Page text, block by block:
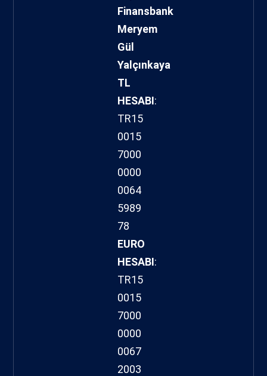
Finansbank
Meryem
Gül
Yalçınkaya
TL
HESABI:
TR15
0015
7000
0000
0064
5989
78
EURO
HESABI:
TR15
0015
7000
0000
0067
2003